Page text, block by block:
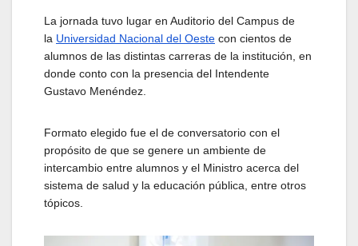
La jornada tuvo lugar en Auditorio del Campus de
la Universidad Nacional del Oeste con cientos de
alumnos de las distintas carreras de la institución, en
donde conto con la presencia del Intendente
Gustavo Menéndez.
Formato elegido fue el de conversatorio con el
propósito de que se genere un ambiente de
intercambio entre alumnos y el Ministro acerca del
sistema de salud y la educación pública, entre otros
tópicos.